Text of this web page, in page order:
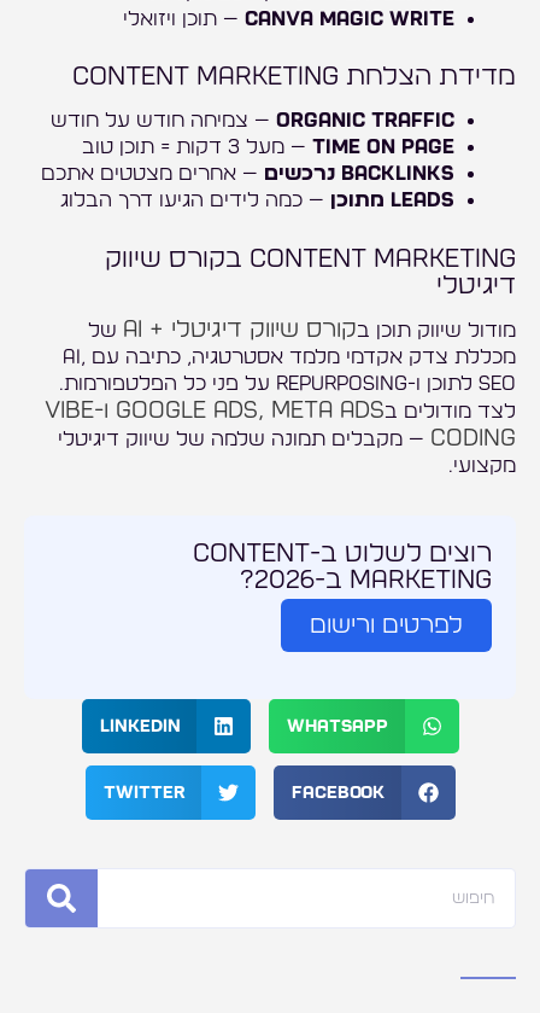
Canva Magic Write — תוכן ויזואלי
מדידת הצלחת Content Marketing
Organic Traffic — צמיחה חודש על חודש
Time on Page — מעל 3 דקות = תוכן טוב
Backlinks נרכשים
— אחרים מצטטים אתכם
Leads מתוכן
— כמה לידים הגיעו דרך הבלוג
Content Marketing בקורס שיווק
דיגיטלי
מודול שיווק תוכן בקורס שיווק דיגיטלי + AI
של
מכללת צדק אקדמי מלמד אסטרטגיה, כתיבה עם AI,
SEO לתוכן ו-Repurposing על פני כל הפלטפורמות.
לצד מודולים ב
Google Ads, Meta Ads ו-Vibe
Coding — מקבלים תמונה שלמה של שיווק דיגיטלי
מקצועי.
רוצים לשלוט ב-Content
Marketing ב-2026?
לפרטים ורישום
WhatsApp
LinkedIn
Facebook
Twitter